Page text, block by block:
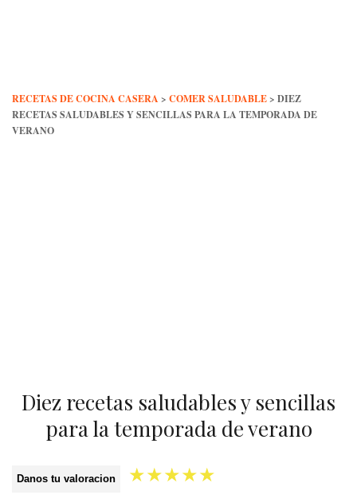
RECETAS DE COCINA CASERA > COMER SALUDABLE> DIEZ
RECETAS SALUDABLES Y SENCILLAS PARA LA TEMPORADA DE
VERANO
Diez recetas saludables y sencillas
para la temporada de verano
Danos tu valoracion ★★★★★